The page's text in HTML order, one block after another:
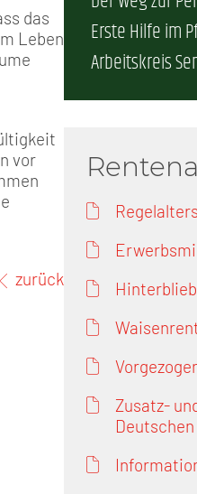
(Ski-Meisterschaft)
Woche (DB AG)
- Mehr als nur Plus
das
Leben
vor
zurück
Erste Hilfe im
Arbeitskreis
Zusatz-